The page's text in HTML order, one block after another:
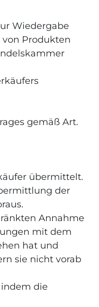
Wiedergabe
Produkten
gemäß Art.
übermittelt.
der
Annahme
mit dem
hat und
sie nicht vorab
die